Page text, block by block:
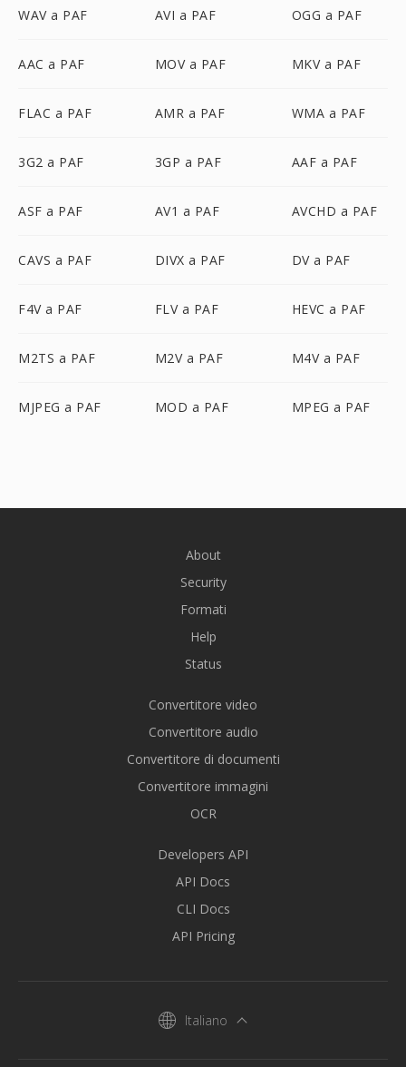
WAV a PAF AVI a PAF OGG a PAF
AAC a PAF MOV a PAF MKV a PAF
FLAC a PAF AMR a PAF WMA a PAF
3G2 a PAF 3GP a PAF AAF a PAF
ASF a PAF AV1 a PAF AVCHD a PAF
CAVS a PAF DIVX a PAF DV a PAF
F4V a PAF FLV a PAF HEVC a PAF
M2TS a PAF M2V a PAF M4V a PAF
MJPEG a PAF MOD a PAF MPEG a PAF
About
Security
Formati
Help
Status
Convertitore video
Convertitore audio
Convertitore di documenti
Convertitore immagini
OCR
Developers API
API Docs
CLI Docs
API Pricing
Italiano